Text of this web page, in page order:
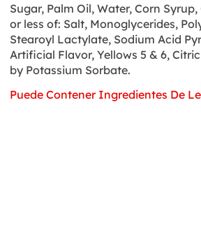
Sugar, Palm Oil, Water, Corn
or less of: Salt, Monoglycerides,
Stearoyl Lactylate, Sodium Acid
Artificial Flavor, Yellows 5 & 6,
by Potassium Sorbate.
Puede Contener Ingredientes De